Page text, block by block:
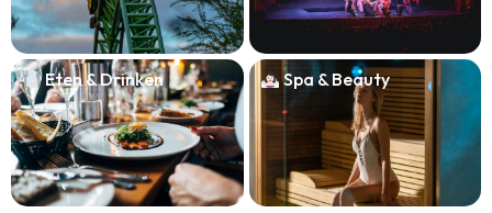
Eten & Drinken Spa & Beauty